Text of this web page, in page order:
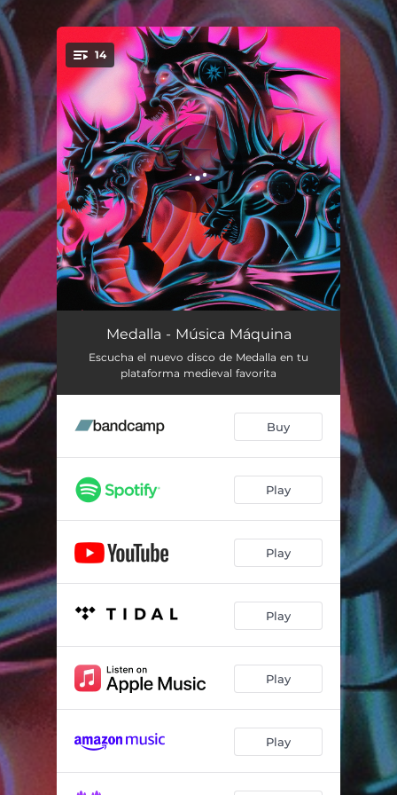
You're all set!
14
Penitencia I 00:59
Sacrilegio 03:55
BMW 666 03:19
Amigo Mercado
Mechero 02:11
El Trabajo No Dignifica 04:01
Viento Metal 00:37
Asedio 03:04
Despertar Medievo
Sangre Azul 04:09
Penitencia II 03:38
Medalla - Música Máquina
Escucha el nuevo disco de Medalla en tu
plataforma medieval favorita
Buy
Play
Play
Play
Play
Play
.